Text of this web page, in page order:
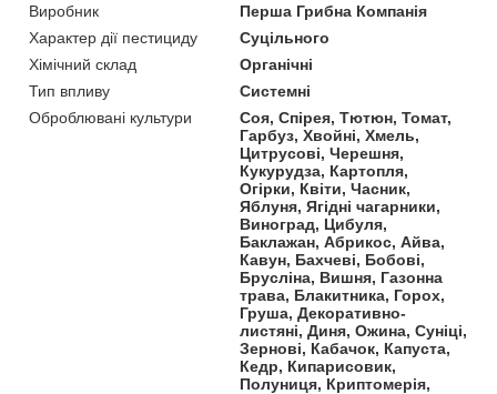
Виробник
Перша Грибна Компанія
Характер дії пестициду
Суцільного
Хімічний склад
Органічні
Тип впливу
Системні
Оброблювані культури
Соя, Спірея, Тютюн, Томат,
Гарбуз, Хвойні, Хмель,
Цитрусові, Черешня,
Кукурудза, Картопля,
Огірки, Квіти, Часник,
Яблуня, Ягідні чагарники,
Виноград, Цибуля,
Баклажан, Абрикос, Айва,
Кавун, Бахчеві, Бобові,
Брусліна, Вишня, Газонна
трава, Блакитника, Горох,
Груша, Декоративно-
листяні, Диня, Ожина, Суніці,
Зернові, Кабачок, Капуста,
Кедр, Кипарисовик,
Полуниця, Криптомерія,